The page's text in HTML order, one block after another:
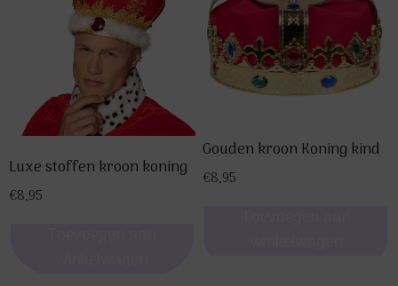
Luxe stoffen kroon koning
€8,95
Gouden kroon Koning kind
€8,95